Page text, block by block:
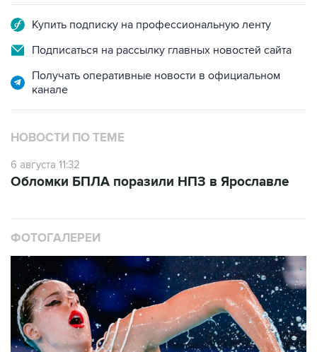
Купить подписку на профессиональную ленту
Подписаться на рассылку главных новостей сайта
Получать оперативные новости в официальном
канале
НОВОСТИ ПО ТЕМЕ
6 августа 11:32
Обломки БПЛА поразили НПЗ в Ярославле
ФОТОГАЛЕРЕИ